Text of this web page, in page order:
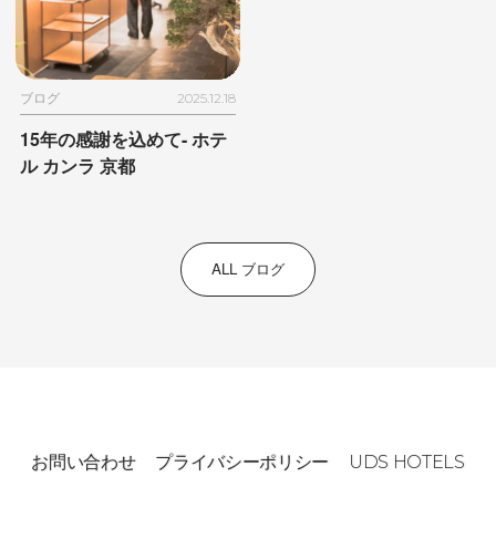
ブログ 2025.12.18
15年の感謝を込めて- ホテ
ル カンラ 京都
ALL ブログ
お問い合わせ プライバシーポリシー UDS HOTELS